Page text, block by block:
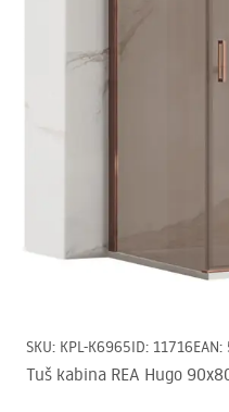
SKU: KPL-K6965ID: 11716EAN:
Tuš kabina REA Hugo